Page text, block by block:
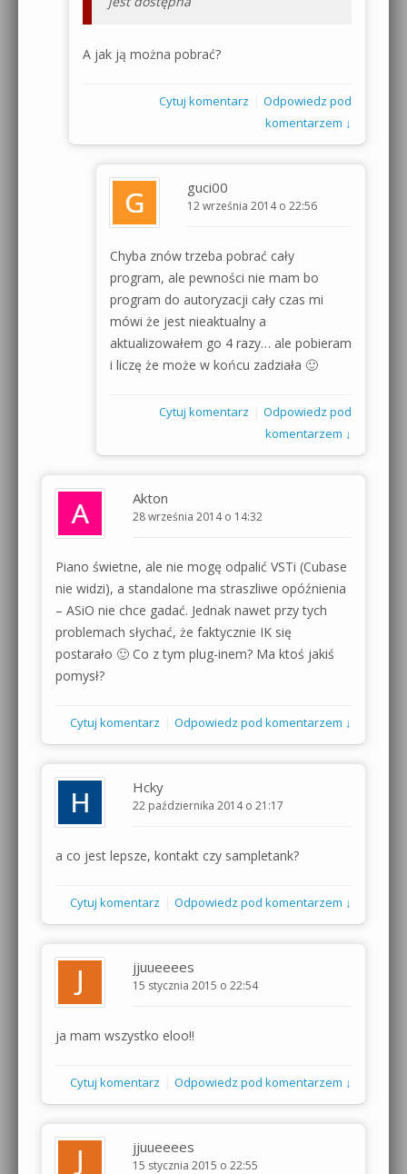
A jak ją można pobrać?
Cytuj komentarz
Odpowiedz pod
komentarzem ↓
guci00
12 września 2014 o 22:56
Chyba znów trzeba pobrać cały
program, ale pewności nie mam bo
program do autoryzacji cały czas mi
mówi że jest nieaktualny a
aktualizowałem go 4 razy… ale pobieram
i liczę że może w końcu zadziała 🙂
Cytuj komentarz
Odpowiedz pod
komentarzem ↓
Akton
28 września 2014 o 14:32
Piano świetne, ale nie mogę odpalić VSTi (Cubase
nie widzi), a standalone ma straszliwe opóźnienia
– ASiO nie chce gadać. Jednak nawet przy tych
problemach słychać, że faktycznie IK się
postarało 🙂 Co z tym plug-inem? Ma ktoś jakiś
pomysł?
Cytuj komentarz Odpowiedz pod komentarzem ↓
Hcky
22 października 2014 o 21:17
a co jest lepsze, kontakt czy sampletank?
Cytuj komentarz Odpowiedz pod komentarzem ↓
jjuueeees
15 stycznia 2015 o 22:54
ja mam wszystko eloo!!
Cytuj komentarz Odpowiedz pod komentarzem ↓
jjuueeees
15 stycznia 2015 o 22:55